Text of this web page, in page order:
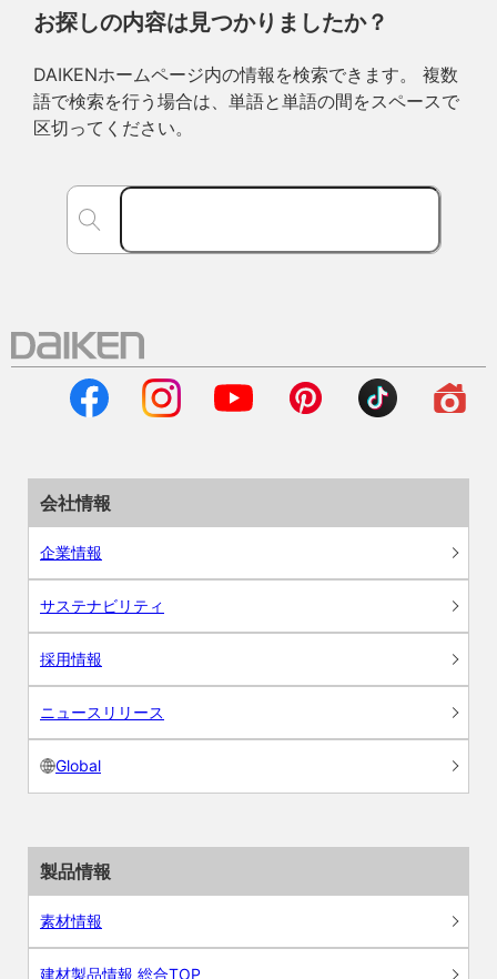
お探しの内容は見つかりましたか？
DAIKENホームページ内の情報を検索できます。 複数
語で検索を行う場合は、単語と単語の間をスペースで
区切ってください。
会社情報
企業情報
サステナビリティ
採用情報
ニュースリリース
Global
製品情報
素材情報
建材製品情報 総合TOP